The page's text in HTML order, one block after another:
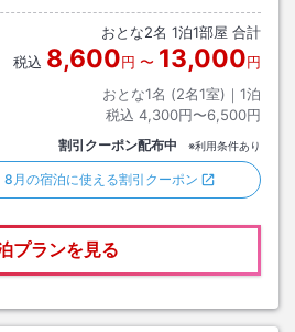
ヶ尻5468－1）で場所を特定できない場
を入力して下さい。
おとな2名 1泊1部屋 合計
税込 8,600円 〜 13,000円
おとな1名 (2名1室)｜ 1泊
税込 4,300円〜6,500円
割引クーポン配布中 ※利用条件あり
8月の宿泊に使える割引クーポン
プランを見る